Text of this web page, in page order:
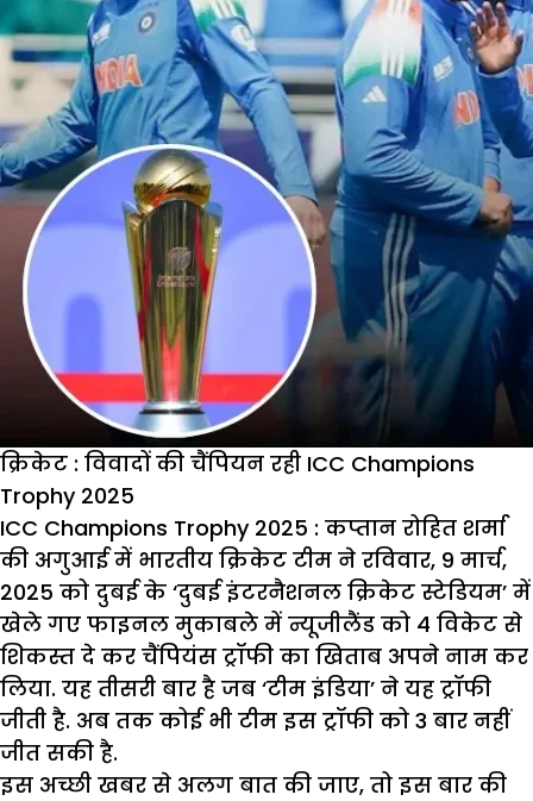
क्रिकेट
को
मिली
संजीवनी
क्रिकेट : विवादों की चैंपियन रही ICC Champions
Trophy 2025
ICC Champions Trophy 2025 : कप्तान रोहित शर्मा
की अगुआई में भारतीय क्रिकेट टीम ने रविवार, 9 मार्च,
2025 को दुबई के ‘दुबई इंटरनैशनल क्रिकेट स्टेडियम’ में
खेले गए फाइनल मुकाबले में न्यूजीलैंड को 4 विकेट से
शिकस्त दे कर चैंपियंस ट्रॉफी का खिताब अपने नाम कर
लिया. यह तीसरी बार है जब ‘टीम इंडिया’ ने यह ट्रॉफी
जीती है. अब तक कोई भी टीम इस ट्रॉफी को 3 बार नहीं
जीत सकी है.
इस अच्छी खबर से अलग बात की जाए, तो इस बार की